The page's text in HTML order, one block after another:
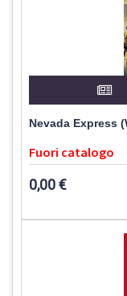
Nevada Express
Fuori catalogo
0,00 €